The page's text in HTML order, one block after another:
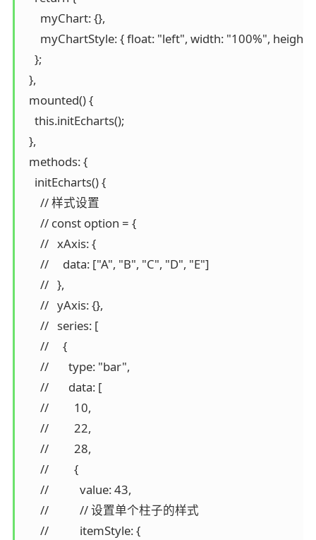
      myChart: {},
myChartStyle: { float: "left", width: "100%",
    };
  },
  mounted() {
    this.initEcharts();
  },
  methods: {
    initEcharts() {
      // 样式设置
      // const option = {
      //   xAxis: {
      //     data: ["A", "B", "C", "D", "E"]
      //   },
      //   yAxis: {},
      //   series: [
      //     {
      //       type: "bar",
      //       data: [
      //         10,
      //         22,
      //         28,
      //         {
      //           value: 43,
      //           // 设置单个柱子的样式
      //           itemStyle: {